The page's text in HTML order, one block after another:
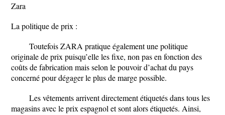
Zara
La politique de prix :
Toutefois ZARA pratique également une politique
originale de prix puisqu’elle les fixe, non pas en fonction des
coûts de fabrication mais selon le pouvoir d’achat du pays
concerné pour dégager le plus de marge possible.
Les vêtements arrivent directement étiquetés dans tous les
magasins avec le prix espagnol et sont alors étiquetés. Ainsi,